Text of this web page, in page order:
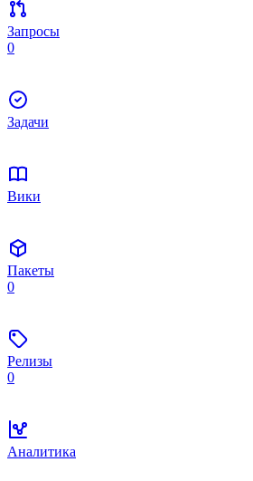
Запросы
0
Задачи
Вики
Пакеты
0
Релизы
0
Аналитика